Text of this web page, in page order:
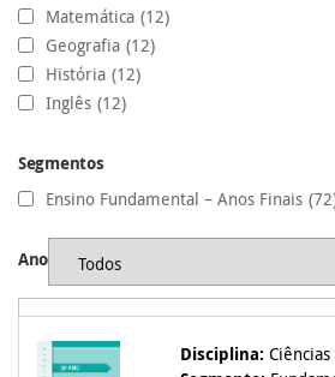
Matemática (12)
Geografia (12)
História (12)
Inglês (12)
Segmentos
Ensino Fundamental – Anos Finais
Ano
Disciplina: Ciências